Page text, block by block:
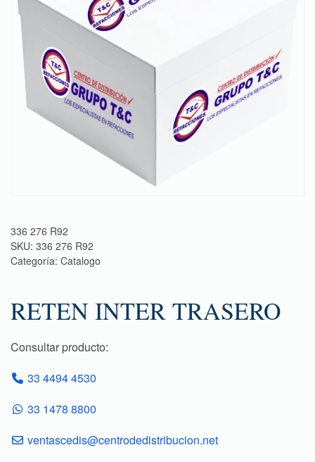
336 276 R92
SKU: 336 276 R92
Categoría: Catalogo
RETEN INTER TRASERO
Consultar producto:
33 4494 4530
33 1478 8800
ventascedis@centrodedistribucion.net